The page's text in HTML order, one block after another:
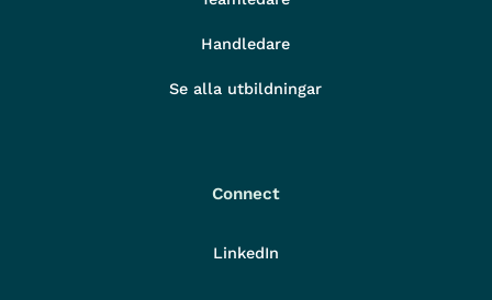
Handledare
Se alla utbildningar
Connect
LinkedIn